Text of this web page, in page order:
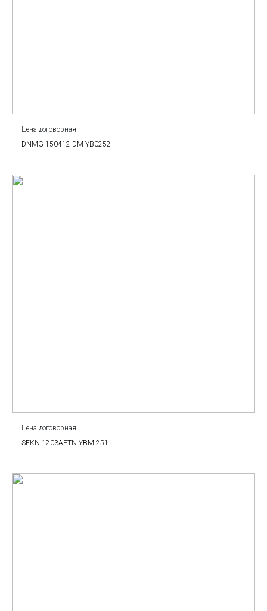
Цена договорная
DNMG 150412-DM YB0252
Цена договорная
SEKN 1203AFTN YBM 251